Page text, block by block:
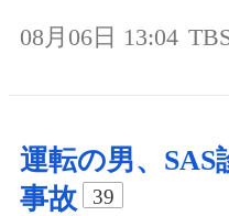
08月06日 13:04
運転の男、SAS
事故
39